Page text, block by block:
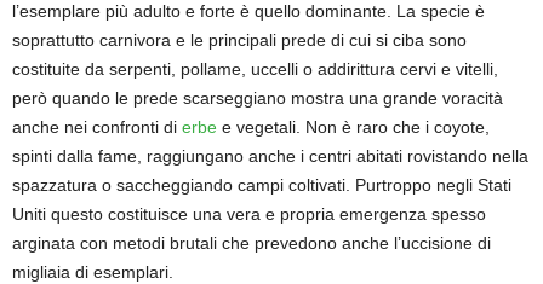
l’esemplare più adulto e forte è quello dominante. La specie è
soprattutto carnivora e le principali prede di cui si ciba sono
costituite da serpenti, pollame, uccelli o addirittura cervi e vitelli,
però quando le prede scarseggiano mostra una grande voracità
anche nei confronti di erbe e vegetali. Non è raro che i coyote,
spinti dalla fame, raggiungano anche i centri abitati rovistando nella
spazzatura o saccheggiando campi coltivati. Purtroppo negli Stati
Uniti questo costituisce una vera e propria emergenza spesso
arginata con metodi brutali che prevedono anche l’uccisione di
migliaia di esemplari.